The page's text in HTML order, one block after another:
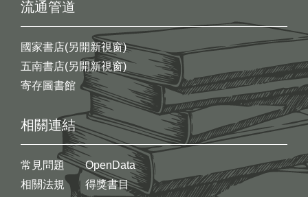
流通管道
國家書店(另開新視窗)
五南書店(另開新視窗)
寄存圖書館
相關連結
常見問題
相關法規
OpenData
得獎書目